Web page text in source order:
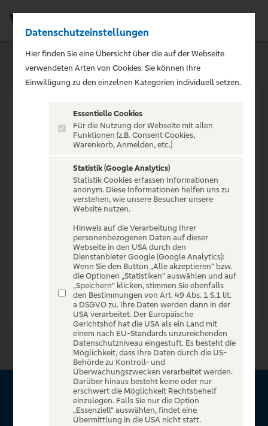
VERANSTALTUNG NICHT
GEFUNDEN
Zur Startseite
Über VR Entertain
Datenschutzeinstellungen
Hier finden Sie eine Übersicht über die auf der Webseite
verwendeten Arten von Cookies. Sie können Ihre
Einwilligung zu den einzelnen Kategorien individuell setzen.
Essentielle Cookies
Für die Nutzung der Webseite mit allen
Funktionen (z.B. Consent Cookies,
Warenkorb, Anmelden, etc.)
Statistik (Google Analytics)
Statistik Cookies erfassen Informationen
anonym. Diese Informationen helfen uns zu
verstehen, wie unsere Besucher unsere
Website nutzen.
Hinweis auf die Verarbeitung Ihrer
personenbezogenen Daten auf dieser
Webseite in den USA durch den
Dienstanbieter Google (Google Analytics):
Wenn Sie den Button „Alle akzeptieren“ bzw.
die Optionen „Statistiken“ auswählen und auf
„Speichern“ klicken, stimmen Sie ebenfalls
den Bestimmungen von Art. 49 Abs. 1 S.1 lit.
a DSGVO zu. Ihre Daten werden dann in der
USA verarbeitet. Der Europäische
Gerichtshof hat die USA als ein Land mit
einem nach EU-Standards unzureichenden
Datenschutzniveau eingestuft. Es besteht die
Möglichkeit, dass Ihre Daten durch die US-
Behörde zu Kontroll- und
Überwachungszwecken verarbeitet werden.
Darüber hinaus besteht keine oder nur
erschwert die Möglichkeit Rechtsbehelf
einzulegen. Falls Sie nur die Option
„Essenziell“ auswählen, findet eine
Übermittlung in die USA nicht statt.